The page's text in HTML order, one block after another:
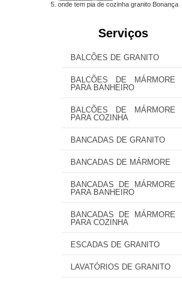
onde tem pia de cozinha granito Bonança
Serviços
BALCÕES DE GRANITO
BALCÕES DE MÁRMORE
PARA BANHEIRO
BALCÕES DE MÁRMORE
PARA COZINHA
BANCADAS DE GRANITO
BANCADAS DE MÁRMORE
BANCADAS DE MÁRMORE
PARA BANHEIRO
BANCADAS DE MÁRMORE
PARA COZINHA
ESCADAS DE GRANITO
LAVATÓRIOS DE GRANITO